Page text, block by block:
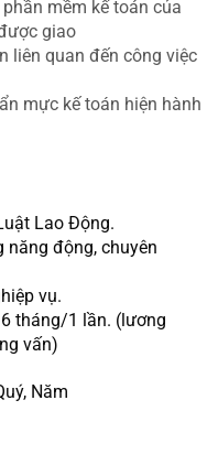
mềm kế toán của
giao
liên quan đến công việc
mực kế toán hiện hành
Lao Động.
động, chuyên
vụ.
tháng/1 lần. (lương
vấn)
Năm